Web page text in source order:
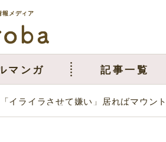
報メディア
マンガ 記事一覧
「イライラさせて嫌い」居ればマウ